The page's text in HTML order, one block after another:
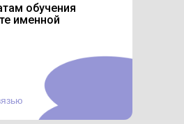
обучения
именной